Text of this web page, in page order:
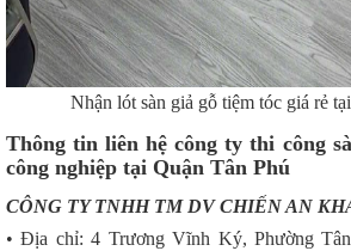
Nhận lót sàn giả gỗ tiệm tóc giá rẻ
Thông tin liên hệ công ty thi công
công nghiệp tại Quận Tân Phú
CÔNG TY TNHH TM DV CHIẾN AN
• Địa chỉ: 4 Trương Vĩnh Ký, Phường